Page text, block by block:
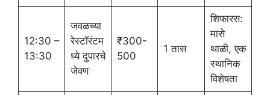
12:30 –
13:30
जवळच्या
रेस्टॉरंटम
ध्ये दुपारचे
जेवण
₹300-
500
1 तास
शिफारस:
मासे
थाळी, एक
स्थानिक
विशेषता